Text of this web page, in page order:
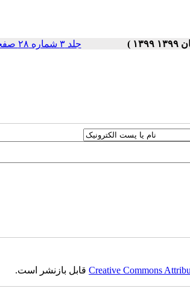
جلد ۳ شماره ۲۸ صفحات ۵-۱
Creative Commonsقابل بازنشر است.